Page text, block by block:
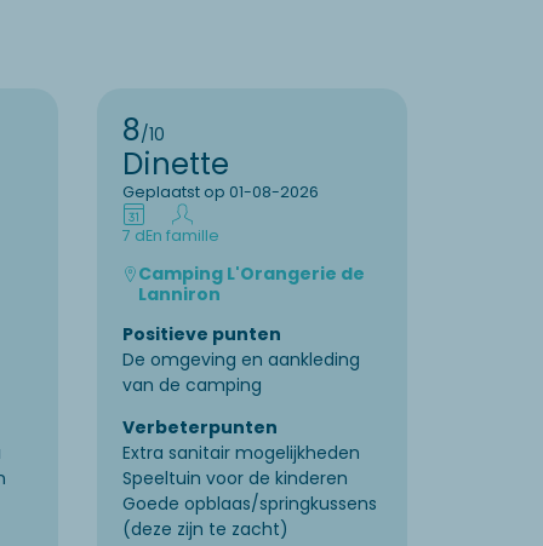
8/10
Dinette
Geplaatst op 01-08-2026
7 dEn famille
Camping L'Orangerie de
Lanniron
Positieve punten
De omgeving en aankleding
van de camping
Verbeterpunten
Extra sanitair mogelijkheden
Speeltuin voor de kinderen
Goede opblaas/springkussens
(deze zijn te zacht)